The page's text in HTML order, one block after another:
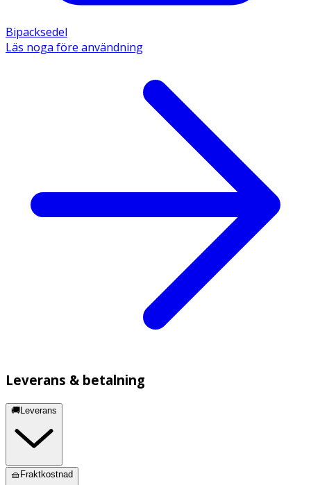
Bipacksedel
Läs noga före användning
Leverans & betalning
🚚Leverans
🧺Fraktkostnad